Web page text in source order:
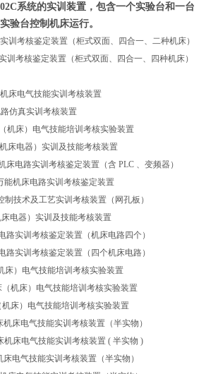
除考核 28 项
系统的实训装置，包含一个实验台和一台
验台控制机床运行。
训考核鉴定装置（柜式双面、四合一、二种机床）
训考核鉴定装置（柜式双面、四合一、四种机床）
床电气技能实训考核装置
仿真实训考核装置
机床）电气技能培训考核实验装置
床电器）实训及技能考核装置
床电路实训考核鉴定装置（含 PLC 、变频器）
能机床电路实训考核鉴定装置
技术及工艺实训考核装置（网孔板）
电器）实训及技能考核装置
路实训考核鉴定装置（机床电路四个）
路实训考核鉴定装置（四个机床电路）
床）电气技能培训考核实验装置
机床）电气技能培训考核实验装置
床）电气技能培训考核实验装置
床电气技能实训考核装置（半实物）
机床电气技能实训考核装置 ( 半实物 )
电气技能实训考核装置（半实物）